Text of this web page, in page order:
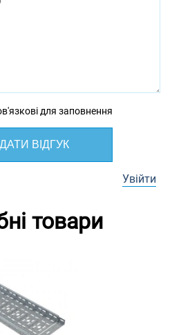
для заповнення
ВІДГУК
Увійти
товари